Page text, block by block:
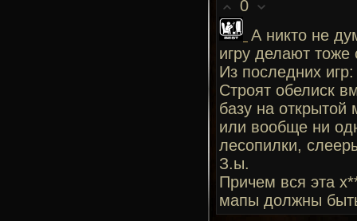
0
А никто не
игру делают тоже
Из последних игр:
Строят обелиск
базу на открытой
или вообще ни
лесопилки,
З.ы.
Причем вся эта
мапы должны